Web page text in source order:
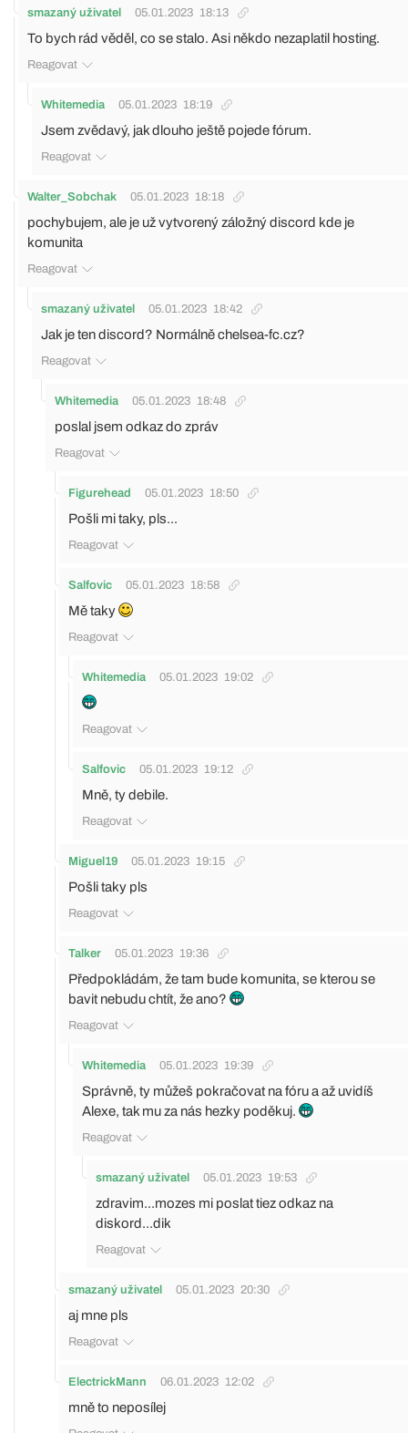
smazaný uživatel 05.01.2023 18:13
To bych rád věděl, co se stalo. Asi někdo nezaplatil hosting.
Reagovat
Whitemedia 05.01.2023 18:19
Jsem zvědavý, jak dlouho ještě pojede fórum.
Reagovat
Walter_Sobchak 05.01.2023 18:18
pochybujem, ale je už vytvorený záložný discord kde je
komunita
Reagovat
smazaný uživatel 05.01.2023 18:42
Jak je ten discord? Normálně chelsea-fc.cz?
Reagovat
Whitemedia 05.01.2023 18:48
poslal jsem odkaz do zpráv
Reagovat
Figurehead 05.01.2023 18:50
Pošli mi taky, pls...
Reagovat
Salfovic 05.01.2023 18:58
Mě taky
Reagovat
Whitemedia 05.01.2023 19:02
Reagovat
Salfovic 05.01.2023 19:12
Mně, ty debile.
Reagovat
Miguel19 05.01.2023 19:15
Pošli taky pls
Reagovat
Talker 05.01.2023 19:36
Předpokládám, že tam bude komunita, se kterou se
bavit nebudu chtít, že ano?
Reagovat
Whitemedia 05.01.2023 19:39
Správně, ty můžeš pokračovat na fóru a až uvidíš
Alexe, tak mu za nás hezky poděkuj.
Reagovat
smazaný uživatel 05.01.2023 19:53
zdravim...mozes mi poslat tiez odkaz na
diskord...dik
Reagovat
smazaný uživatel 05.01.2023 20:30
aj mne pls
Reagovat
ElectrickMann 06.01.2023 12:02
mně to neposílej